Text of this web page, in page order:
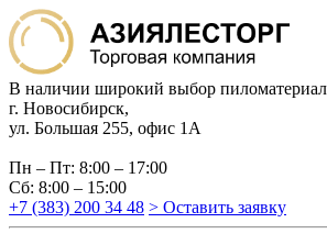
В наличии широкий выбор
г. Новосибирск,
ул. Большая 255, офис 1А
Пн – Пт: 8:00 – 17:00
Сб: 8:00 – 15:00
+7 (383) 200 34 48 > Оставить заявку